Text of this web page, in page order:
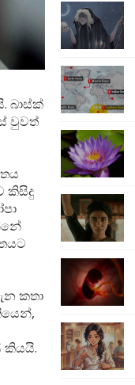
බාස්ක්
වුවත්
කිසිදු
කතා
කියයි.